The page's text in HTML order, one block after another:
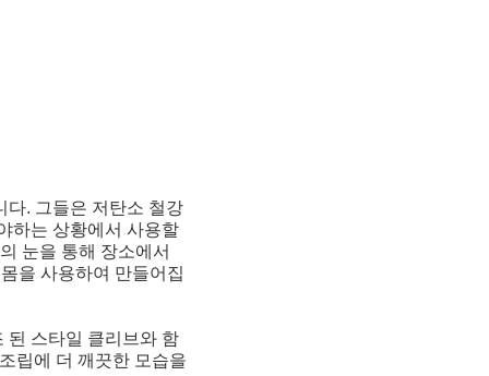
다. 그들은 저탄소 철강
하는 상황에서 사용할
눈을 통해 장소에서
을 사용하여 만들어집
된 스타일 클리브와 함
립에 더 깨끗한 모습을